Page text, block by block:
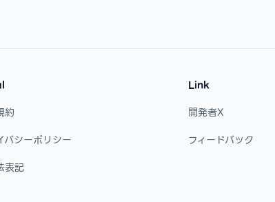
約
バシーポリシー
表記
Link
開発者X
フィードバック